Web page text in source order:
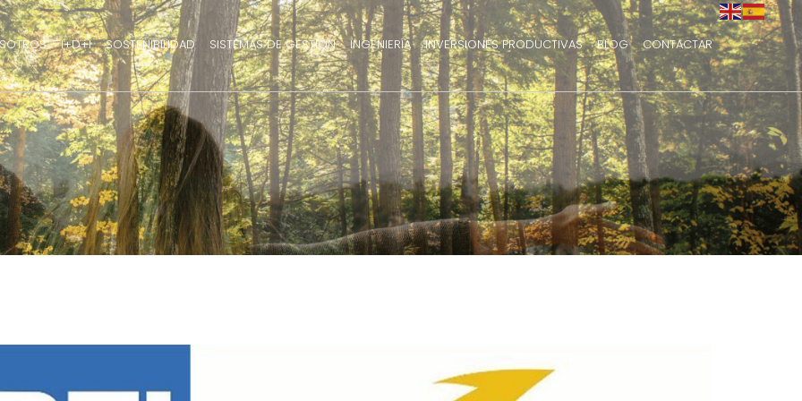
I+D+I SOSTENIBILIDAD SISTEMAS DE GESTIÓN INGENIERÍA INVERSIONES PRODUCTIVAS BLOG CONTACTAR